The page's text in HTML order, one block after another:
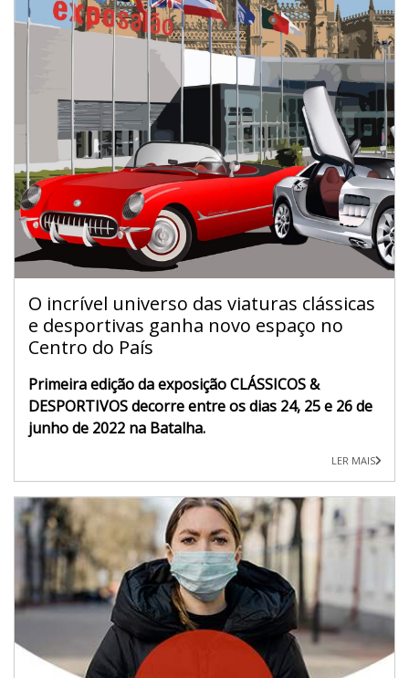
O incrível universo das viaturas clássicas
e desportivas ganha novo espaço no
Centro do País
Primeira edição da exposição CLÁSSICOS &
DESPORTIVOS decorre entre os dias 24, 25 e 26 de
junho de 2022 na Batalha.
LER MAIS